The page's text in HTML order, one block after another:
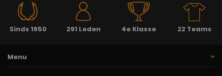
Sinds 1950 291 Leden 4e Klasse 22 Teams
Menu